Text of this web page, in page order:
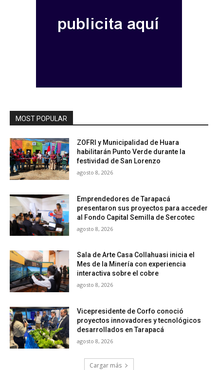
MOST POPULAR
ZOFRI y Municipalidad de Huara
habilitarán Punto Verde durante la
festividad de San Lorenzo
agosto 8, 2026
Emprendedores de Tarapacá
presentaron sus proyectos para acceder
al Fondo Capital Semilla de Sercotec
agosto 8, 2026
Sala de Arte Casa Collahuasi inicia el
Mes de la Minería con experiencia
interactiva sobre el cobre
agosto 8, 2026
Vicepresidente de Corfo conoció
proyectos innovadores y tecnológicos
desarrollados en Tarapacá
agosto 8, 2026
Cargar más